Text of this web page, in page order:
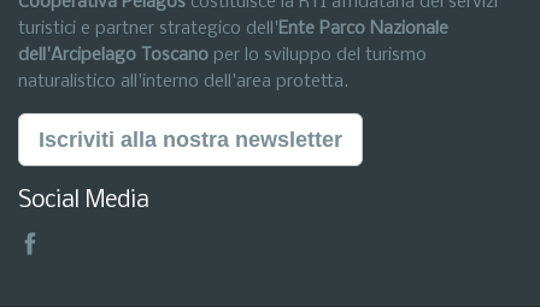
turistici e partner strategico dell'Ente Parco Nazionale
dell'Arcipelago Toscano per lo sviluppo del turismo
naturalistico all'interno dell'area protetta.
Iscriviti alla nostra newsletter
Social Media